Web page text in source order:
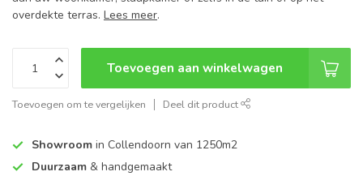
overdekte terras. Lees meer.
Toevoegen aan winkelwagen
Toevoegen om te vergelijken Deel dit product
Showroom in Collendoorn van 1250m2
Duurzaam & handgemaakt